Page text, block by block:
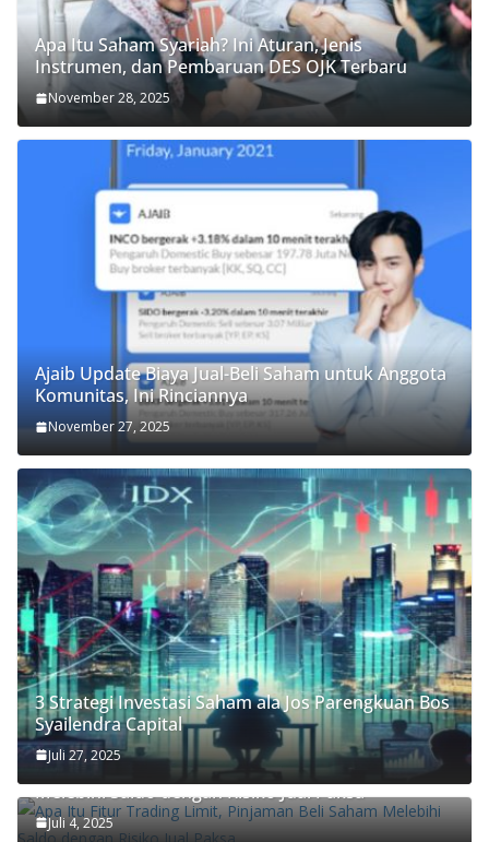
Apa Itu Saham Syariah? Ini Aturan, Jenis
Instrumen, dan Pembaruan DES OJK Terbaru
November 28, 2025
Ajaib Update Biaya Jual-Beli Saham untuk Anggota
Komunitas, Ini Rinciannya
November 27, 2025
3 Strategi Investasi Saham ala Jos Parengkuan Bos
Syailendra Capital
Juli 27, 2025
Apa Itu Fitur Trading Limit, Pinjaman Beli Saham
Melebihi Saldo dengan Risiko Jual Paksa
Juli 4, 2025